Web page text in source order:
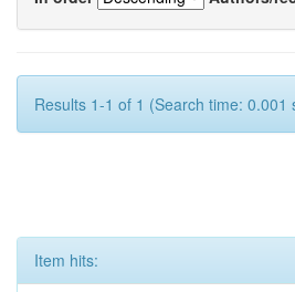
Results 1-1 of 1 (Search time: 0.001
Item hits: